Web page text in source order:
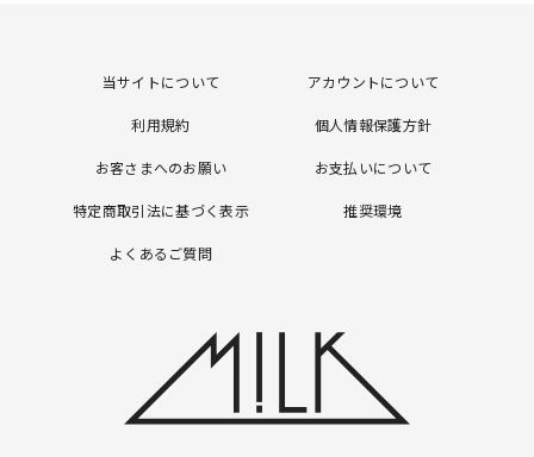
当サイトについて アカウントについて
利用規約 個人情報保護方針
お客さまへのお願い お支払いについて
特定商取引法に基づく表示 推奨環境
よくあるご質問